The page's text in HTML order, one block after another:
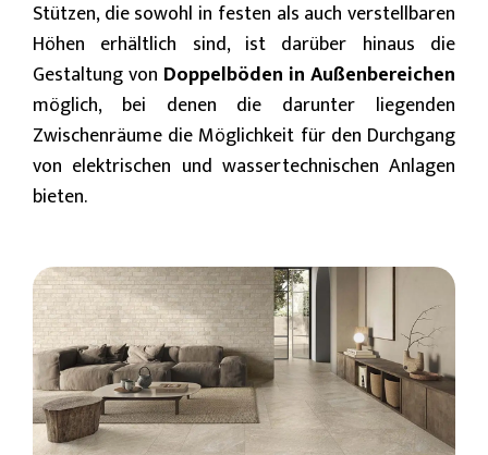
Stützen, die sowohl in festen als auch verstellbaren
Höhen erhältlich sind, ist darüber hinaus die
Gestaltung von Doppelböden in Außenbereichen
möglich, bei denen die darunter liegenden
Zwischenräume die Möglichkeit für den Durchgang
von elektrischen und wassertechnischen Anlagen
bieten.